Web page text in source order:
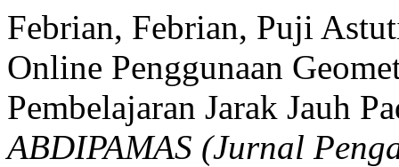
Febrian, Febrian, Puji
Online Penggunaan
Pembelajaran Jarak Jauh
ABDIPAMAS (Jurnal